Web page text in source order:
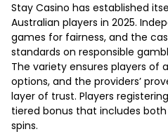
Stay Casino has established
Australian players in 2025.
games for fairness, and the
standards on responsible
The variety ensures players of
options, and the providers’
layer of trust. Players
tiered bonus that includes
spins.